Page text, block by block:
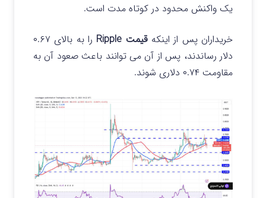
یک واکنش محدود در کوتاه مدت است.
خریداران پس از اینکهقیمت Ripple
را به بالای ۰.۶۷
دلار رساندند، پس از آن می توانند باعث صعود آن به
مقاومت ۰.۷۴ دلاری شوند.